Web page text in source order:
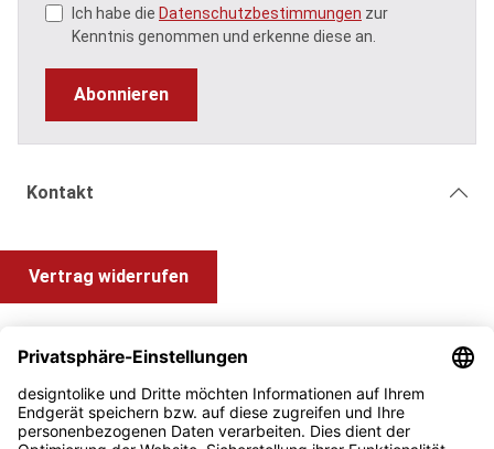
Ich habe die Datenschutzbestimmungen zur
Kenntnis genommen und erkenne diese an.
Abonnieren
Kontakt
Vertrag widerrufen
Information und Impressum